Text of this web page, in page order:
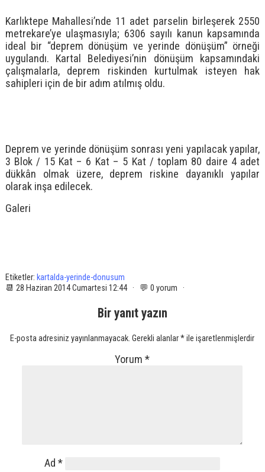
Karlıktepe Mahallesi’nde 11 adet parselin birleşerek 2550
metrekare’ye ulaşmasıyla; 6306 sayılı kanun kapsamında
ideal bir “deprem dönüşüm ve yerinde dönüşüm” örneği
uygulandı. Kartal Belediyesi’nin dönüşüm kapsamındaki
çalışmalarla, deprem riskinden kurtulmak isteyen hak
sahipleri için de bir adım atılmış oldu.
Deprem ve yerinde dönüşüm sonrası yeni yapılacak yapılar,
3 Blok / 15 Kat – 6 Kat – 5 Kat / toplam 80 daire 4 adet
dükkân olmak üzere, deprem riskine dayanıklı yapılar
olarak inşa edilecek.
Galeri
Etiketler: kartalda-yerinde-donusum
📆 28 Haziran 2014 Cumartesi 12:44 · 💬 0 yorum ·
Bir yanıt yazın
E-posta adresiniz yayınlanmayacak. Gerekli alanlar*ile işaretlenmişlerdir
Yorum*
Ad*